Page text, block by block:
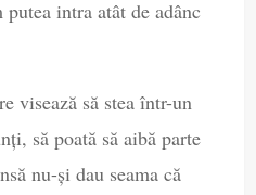
intra atât de adânc
visează să stea într-un
să poată să aibă parte
nu-și dau seama că